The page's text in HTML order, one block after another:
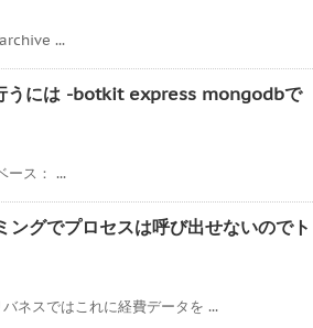
...
うには -botkit express mongodbで
ス： ...
グでプロセスは呼び出せないのでト
ネスではこれに経費データを ...